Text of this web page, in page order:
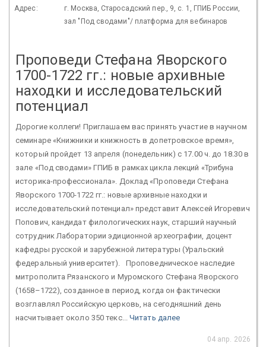
Адрес:
г. Москва, Старосадский пер., 9, с. 1, ГПИБ России,
зал "Под сводами"/ платформа для вебинаров
Проповеди Стефана Яворского
1700-1722 гг.: новые архивные
находки и исследовательский
потенциал
Дорогие коллеги! Приглашаем вас принять участие в научном
семинаре «Книжники и книжность в допетровское время»,
который пройдет 13 апреля (понедельник) с 17.00 ч. до 18.30 в
зале «Под сводами» ГПИБ в рамках цикла лекций «Трибуна
историка-профессионала». Доклад «Проповеди Стефана
Яворского 1700-1722 гг.: новые архивные находки и
исследовательский потенциал» представит Алексей Игоревич
Попович, кандидат филологических наук, старший научный
сотрудник Лаборатории эдиционной археографии, доцент
кафедры русской и зарубежной литературы (Уральский
федеральный университет). Проповедническое наследие
митрополита Рязанского и Муромского Стефана Яворского
(1658–1722), созданное в период, когда он фактически
возглавлял Российскую церковь, на сегодняшний день
насчитывает около 350 текс... Читать далее
04 апр. 2026